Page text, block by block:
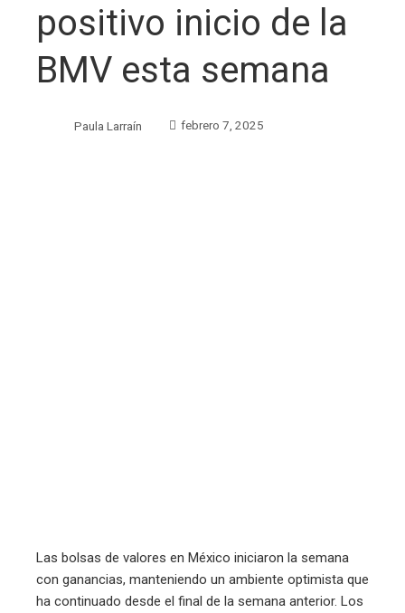
positivo inicio de la
BMV esta semana
Paula Larraín febrero 7, 2025
Las bolsas de valores en México iniciaron la semana
con ganancias, manteniendo un ambiente optimista que
ha continuado desde el final de la semana anterior. Los